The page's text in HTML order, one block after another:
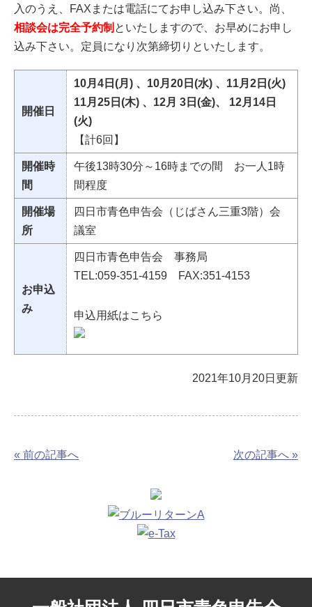
入のうえ、FAXまたは電話にてお申し込み下さい。尚、
相談会は完全予約制 といたしますので、お早めにお申し
込み下さい。定員になり次第締切りといたします。
開催日
10月4日(月) 、10月20日(水) 、11月2日(火)
11月25日(木) 、12月 3日(金)、 12月14日
(火)
【計6回】
開催時
間
午後13時30分～16時までの間 お一人1時
間程度
開催場
所
四日市青色申告会（じばさん三重3階）会
議室
お申込
み
四日市青色申告会 事務局
TEL:059-351‐4159 FAX:351‐4153
申込用紙はこちら
2021年10月20日更新
« 前の記事へ 次の記事へ »